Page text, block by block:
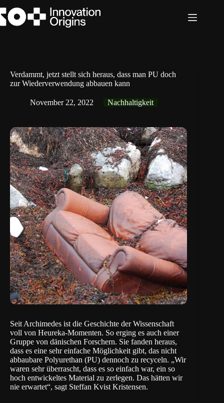
Inhalt
springen
Verdammt, jetzt stellt sich heraus, dass man PU doch
zur Wiederverwendung abbauen kann
November 22, 2022 Nachhaltigkeit
Seit Archimedes ist die Geschichte der Wissenschaft
voll von Heureka-Momenten. So erging es auch einer
Gruppe von dänischen Forschern. Sie fanden heraus,
dass es eine sehr einfache Möglichkeit gibt, das nicht
abbaubare Polyurethan (PU) dennoch zu recyceln. „Wir
waren sehr überrascht, dass es so einfach war, ein so
hoch entwickeltes Material zu zerlegen. Das hätten wir
nie erwartet“, sagt Steffan Kvist Kristensen.